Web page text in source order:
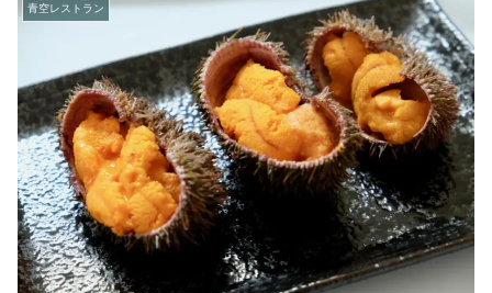
青空レストラン